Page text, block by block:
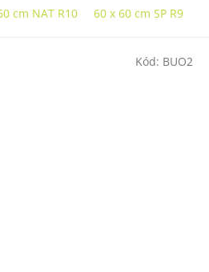
cm NAT R10 60 x 60 cm SP R9
Kód: BUO2